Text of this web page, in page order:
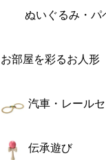
ぬいぐるみ・パ
お部屋を彩るお人形
汽車・レールセ
伝承遊び